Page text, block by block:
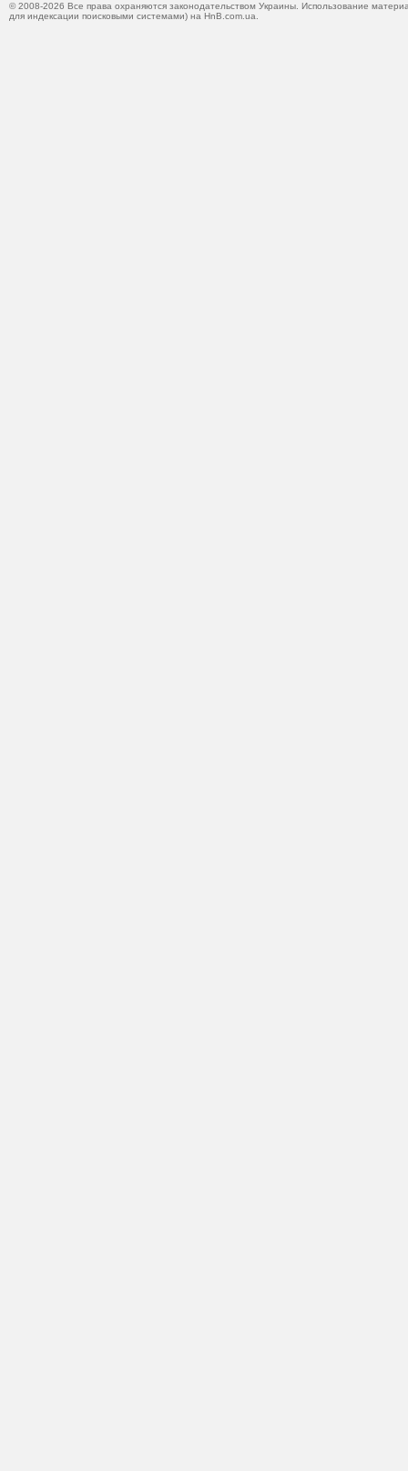
© 2008-2026 Все права охраняются законодательством Украины. Использование
для индексации поисковыми системами) на HnB.com.ua.